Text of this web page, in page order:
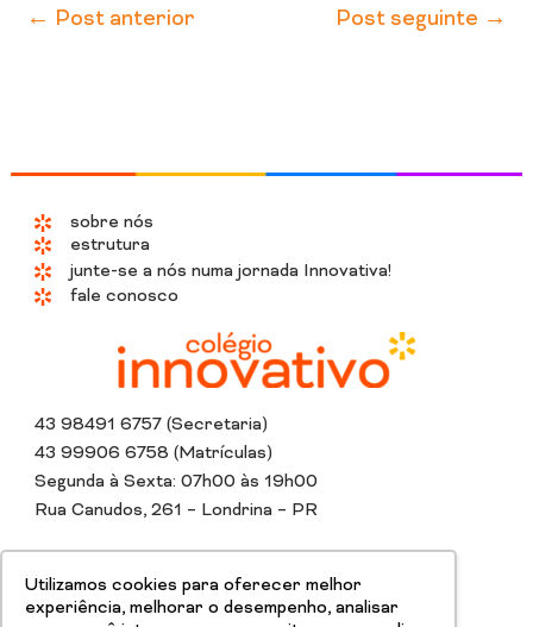
Utilizamos cookies para oferecer melhor
experiência, melhorar o desempenho, analisar
← Post anterior Post seguinte →
sobre nós
estrutura
junte-se a nós numa jornada Innovativa!
fale conosco
43 98491 6757 (Secretaria)
43 99906 6758 (Matrículas)
Segunda à Sexta: 07h00 às 19h00
Rua Canudos, 261 – Londrina – PR
InstagramWhatsapp
Tiktok Linkedin